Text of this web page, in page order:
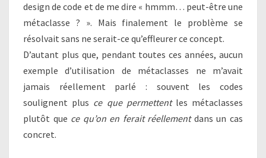
design de code et de me dire « hmmm… peut-être une
métaclasse ? ». Mais finalement le problème se
résolvait sans ne serait-ce qu’effleurer ce concept.
D’autant plus que, pendant toutes ces années, aucun
exemple d’utilisation de métaclasses ne m’avait
jamais réellement parlé : souvent les codes
soulignent plus ce que permettentles métaclasses
plutôt que ce qu’on en ferait réellementdans un cas
concret.